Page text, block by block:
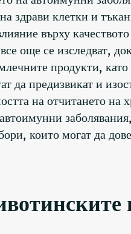
здрави клетки и
върху
още се изследват,
продукти,
да предизвикат и
на отчитането на
които могат да